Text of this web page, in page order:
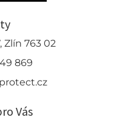
Zlín 763 02
869
Vás